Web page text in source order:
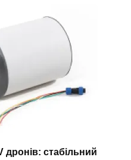
стабільний